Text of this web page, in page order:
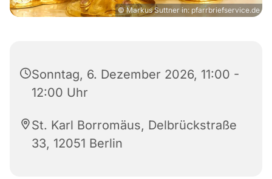
© Markus Suttner in: pfarrbriefservice.de
Sonntag, 6. Dezember 2026, 11:00 -
12:00 Uhr
St. Karl Borromäus, Delbrückstraße
33, 12051 Berlin